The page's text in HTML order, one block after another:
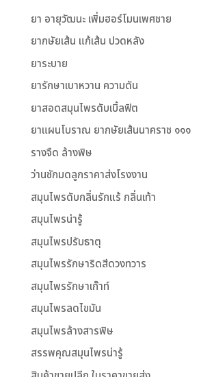
ยา อายุวัฒนะ เพิ่มฮอร์โมนเพศชาย
ยากษัยเส้น แก้เส้น ปวดหลัง
ยาระบาย
ยารักษาเบาหวาน ความดัน
ยาสอดสมุนไพรดับเบิ้ลฟิต
ยาแผนโบราณ ยากษัยเส้นนาคราช ๑๑๑
รางจืด ล้างพิษ
ว่านชักมดลูกราคาส่งโรงงาน
สมุนไพรดับกลิ่นรักแร้ กลิ่นเท้า
สมุนไพรน่ารู้
สมุนไพรปรับธาตุ
สมุนไพรรักษาริดสีดวงทวาร
สมุนไพรรักษาเก๊าท์
สมุนไพรลดไขมัน
สมุนไพรล้างสารพิษ
สรรพคุณสมุนไพรน่ารู้